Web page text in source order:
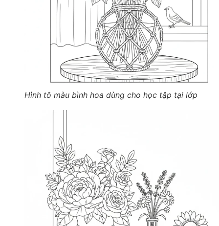
Hình tô màu bình hoa dùng cho học tập tại lớp